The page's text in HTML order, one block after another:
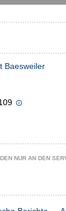
Baesweiler
NUR AN DEN